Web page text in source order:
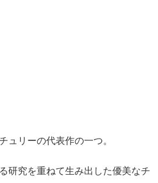
ュリーの代表作の一つ。
研究を重ねて生み出した優美なチ